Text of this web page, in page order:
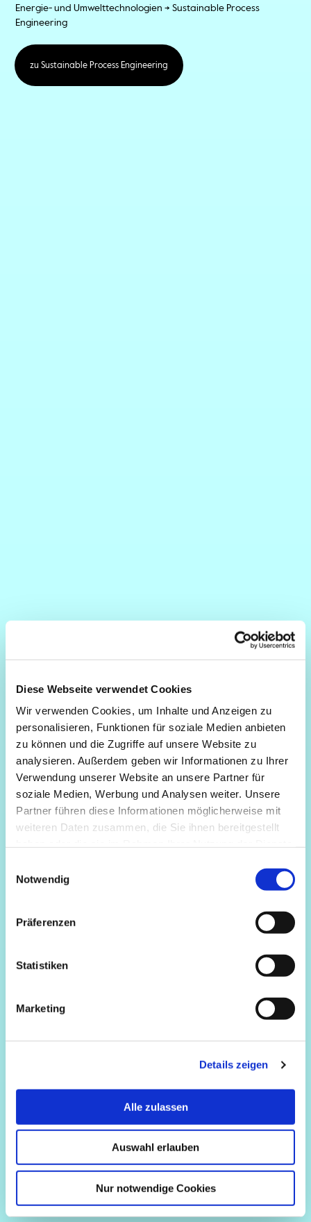
Diese Webseite verwendet Cookies
Wir verwenden Cookies, um Inhalte und Anzeigen zu
personalisieren, Funktionen für soziale Medien anbieten
zu können und die Zugriffe auf unsere Website zu
analysieren. Außerdem geben wir Informationen zu Ihrer
Verwendung unserer Website an unsere Partner für
soziale Medien, Werbung und Analysen weiter. Unsere
Partner führen diese Informationen möglicherweise mit
weiteren Daten zusammen, die Sie ihnen bereitgestellt
Notwendig
Präferenzen
Statistiken
Marketing
Details zeigen
Alle zulassen
Auswahl erlauben
Nur notwendige Cookies
Energie- und Umwelttechnologien -> Sustainable Process
Engineering
zu Sustainable Process Engineering